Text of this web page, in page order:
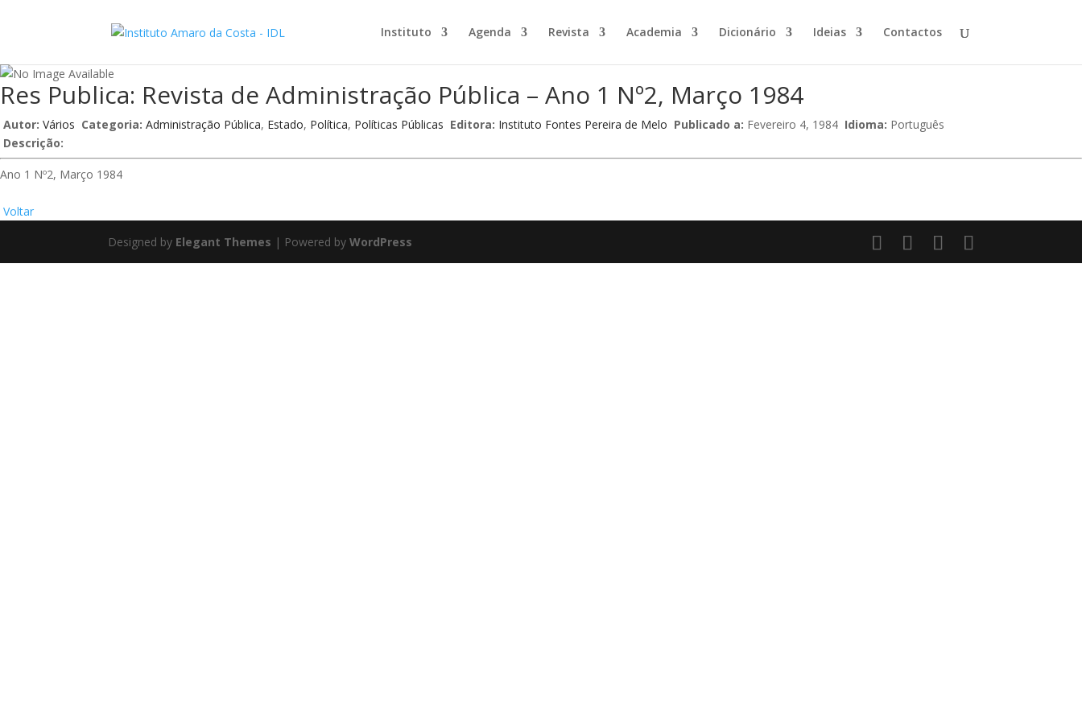
Instituto Agenda Revista Academia Dicionário Ideias Contactos
Res Publica: Revista de Administração Pública – Ano 1 Nº2, Março 1984
Autor: Vários Categoria: Administração Pública, Estado, Política, Políticas Públicas Editora: Instituto Fontes Pereira de Melo Publicado a: Fevereiro 4, 1984 Idioma: Português
Descrição:
Ano 1 Nº2, Março 1984
Voltar
Designed by Elegant Themes | Powered byWordPress